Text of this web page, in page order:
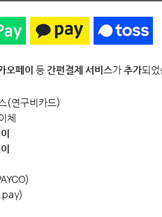
1:1 문
오페이 등간편결제 서비스가추가되
(연구비카드)
체